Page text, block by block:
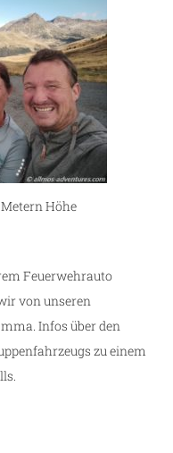
Höhe
Feuerwehrauto
von unseren
Infos über den
zu einem